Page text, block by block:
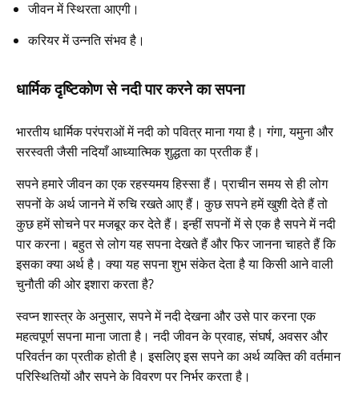
जीवन में स्थिरता आएगी।
करियर में उन्नति संभव है।
धार्मिक दृष्टिकोण से नदी पार करने का सपना
भारतीय धार्मिक परंपराओं में नदी को पवित्र माना गया है। गंगा, यमुना और
सरस्वती जैसी नदियाँ आध्यात्मिक शुद्धता का प्रतीक हैं।
सपने हमारे जीवन का एक रहस्यमय हिस्सा हैं। प्राचीन समय से ही लोग
सपनों के अर्थ जानने में रुचि रखते आए हैं। कुछ सपने हमें खुशी देते हैं तो
कुछ हमें सोचने पर मजबूर कर देते हैं। इन्हीं सपनों में से एक है सपने में नदी
पार करना। बहुत से लोग यह सपना देखते हैं और फिर जानना चाहते हैं कि
इसका क्या अर्थ है। क्या यह सपना शुभ संकेत देता है या किसी आने वाली
चुनौती की ओर इशारा करता है?
स्वप्न शास्त्र के अनुसार, सपने में नदी देखना और उसे पार करना एक
महत्वपूर्ण सपना माना जाता है। नदी जीवन के प्रवाह, संघर्ष, अवसर और
परिवर्तन का प्रतीक होती है। इसलिए इस सपने का अर्थ व्यक्ति की वर्तमान
परिस्थितियों और सपने के विवरण पर निर्भर करता है।